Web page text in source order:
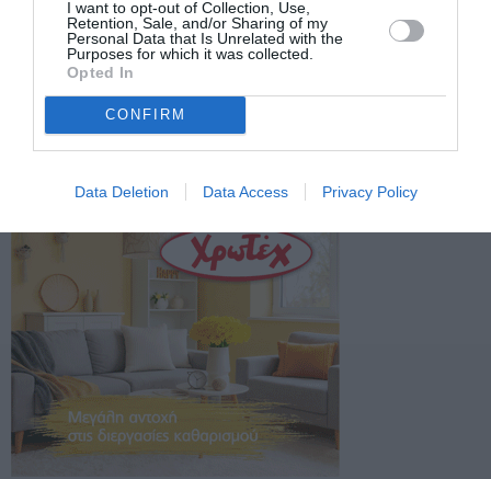
I want to opt-out of Collection, Use,
Retention, Sale, and/or Sharing of my
Personal Data that Is Unrelated with the
Purposes for which it was collected.
Opted In
CONFIRM
Data Deletion Data Access Privacy Policy